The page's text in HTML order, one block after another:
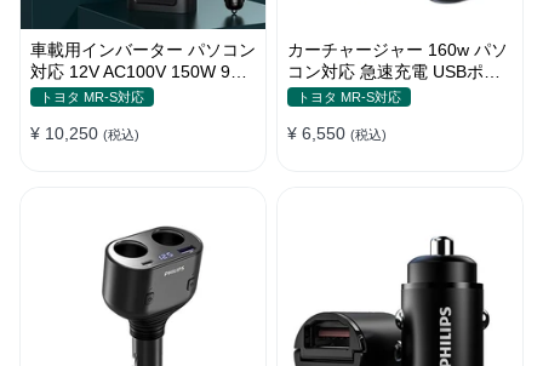
車載用インバーター パソコン
対応 12V AC100V 150W 9重
保護 ディスプレイ付き 静音
トヨタ MR-S対応
¥ 10,250 (税込)
カーチャージャー 160w パソ
コン対応 急速充電 USBポー
ト3つ Type-C シガーソケッ
トヨタ MR-S対応
¥ 6,550 (税込)